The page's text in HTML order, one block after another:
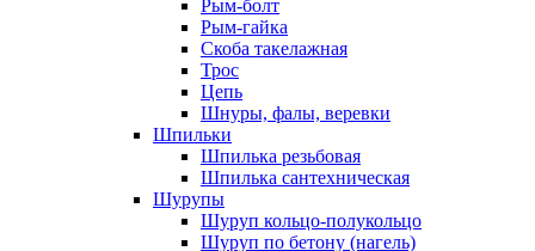
Рым-болт
Рым-гайка
Скоба такелажная
Трос
Цепь
Шнуры, фалы, веревки
Шпильки
Шпилька резьбовая
Шпилька сантехническая
Шурупы
Шуруп кольцо-полукольцо
Шуруп по бетону (нагель)